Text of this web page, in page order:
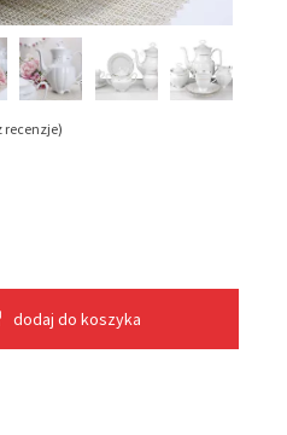
recenzje)
dodaj do koszyka